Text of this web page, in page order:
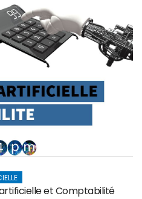
et Comptabilité